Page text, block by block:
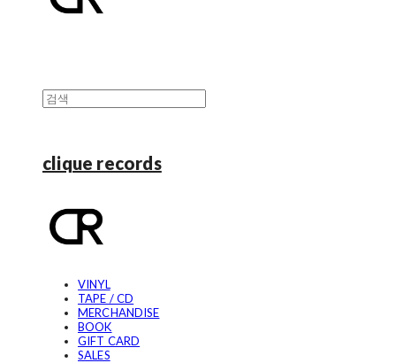
clique records
VINYL
TAPE / CD
MERCHANDISE
BOOK
GIFT CARD
SALES